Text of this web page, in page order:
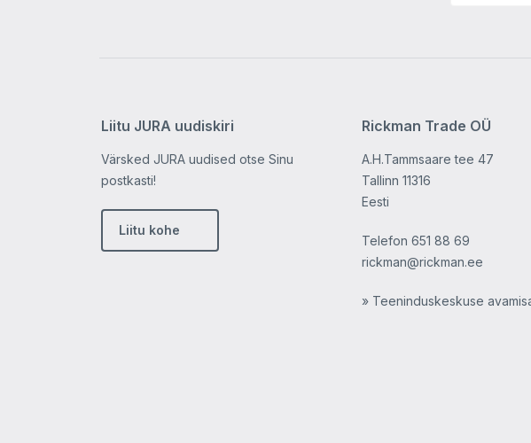
Liitu JURA uudiskiri
Värsked JURA uudised otse Sinu
postkasti!
Liitu kohe
Rickman Trade OÜ
A.H.Tammsaare tee 47
Tallinn 11316
Eesti
Telefon 651 88 69
rickman@rickman.ee
» Teeninduskeskuse